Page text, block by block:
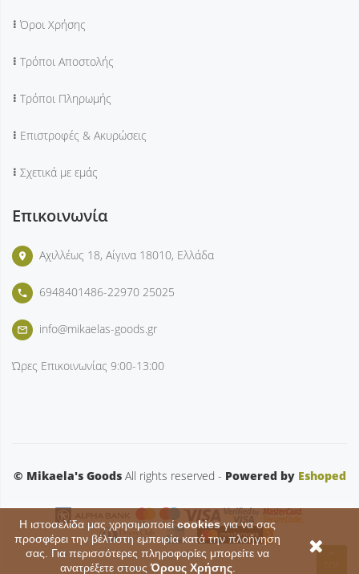
Η ιστοσελίδα μας χρησιμοποιείcookiesγια να σας
προσφέρει την βέλτιστη εμπειρία κατά την πλοήγηση
σας. Για περισσότερες πληροφορίες μπορείτε να
ανατρέξετε στουςΌρους Χρήσης.
Όροι Χρήσης
Τρόποι Αποστολής
Τρόποι Πληρωμής
Επιστροφές & Ακυρώσεις
Σχετικά με εμάς
Επικοινωνία
place Αχιλλέως 18, Αίγινα 18010, Ελλάδα
phone 6948401486-22970 25025
mail_outline info@mikaelas-goods.gr
Ώρες Επικοινωνίας 9:00-13:00
© Mikaela's GoodsAll rights reserved - Powered by Eshoped